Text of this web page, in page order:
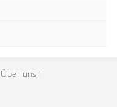
Über uns